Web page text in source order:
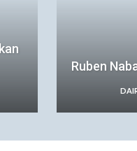
Ruben